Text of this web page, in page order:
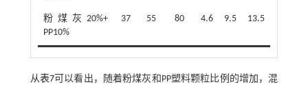
粉煤灰20%+
PP10%
37 55 80 4.6 9.5 13.5
从表7可以看出，随着粉煤灰和PP塑料颗粒比例的增加，混